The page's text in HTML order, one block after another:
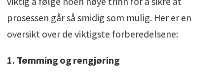
prosessen går så smidig som mulig. Her er en
oversikt over de viktigste forberedelsene:
1. Tømming og rengjøring